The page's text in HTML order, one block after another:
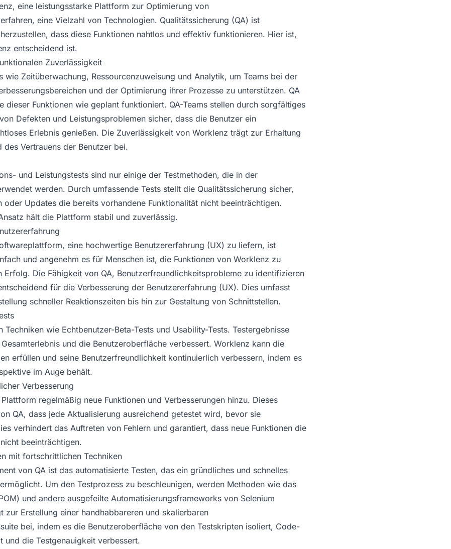
eine leistungsstarke Plattform zur Optimierung von
eine Vielzahl von Technologien. Qualitätssicherung (QA) ist
dass diese Funktionen nahtlos und effektiv funktionieren. Hier ist,
entscheidend ist.
Zuverlässigkeit
wie Zeitüberwachung, Ressourcenzuweisung und Analytik, um Teams bei der
und der Optimierung ihrer Prozesse zu unterstützen. QA
dieser Funktionen wie geplant funktioniert. QA-Teams stellen durch sorgfältiges
Defekten und Leistungsproblemen sicher, dass die Benutzer ein
Erlebnis genießen. Die Zuverlässigkeit von Worklenz trägt zur Erhaltung
Vertrauens der Benutzer bei.
und Leistungstests sind nur einige der Testmethoden, die in der
werden. Durch umfassende Tests stellt die Qualitätssicherung sicher,
oder Updates die bereits vorhandene Funktionalität nicht beeinträchtigen.
hält die Plattform stabil und zuverlässig.
eine hochwertige Benutzererfahrung (UX) zu liefern, ist
und angenehm es für Menschen ist, die Funktionen von Worklenz zu
Erfolg. Die Fähigkeit von QA, Benutzerfreundlichkeitsprobleme zu identifizieren
für die Verbesserung der Benutzererfahrung (UX). Dies umfasst
schneller Reaktionszeiten bis hin zur Gestaltung von Schnittstellen.
Techniken wie Echtbenutzer-Beta-Tests und Usability-Tests. Testergebnisse
und die Benutzeroberfläche verbessert. Worklenz kann die
erfüllen und seine Benutzerfreundlichkeit kontinuierlich verbessern, indem es
im Auge behält.
Verbesserung
regelmäßig neue Funktionen und Verbesserungen hinzu. Dieses
QA, dass jede Aktualisierung ausreichend getestet wird, bevor sie
verhindert das Auftreten von Fehlern und garantiert, dass neue Funktionen die
beeinträchtigen.
mit fortschrittlichen Techniken
von QA ist das automatisierte Testen, das ein gründliches und schnelles
Um den Testprozess zu beschleunigen, werden Methoden wie das
und andere ausgefeilte Automatisierungsframeworks von Selenium
zur Erstellung einer handhabbareren und skalierbaren
bei, indem es die Benutzeroberfläche von den Testskripten isoliert, Code-
und die Testgenauigkeit verbessert.